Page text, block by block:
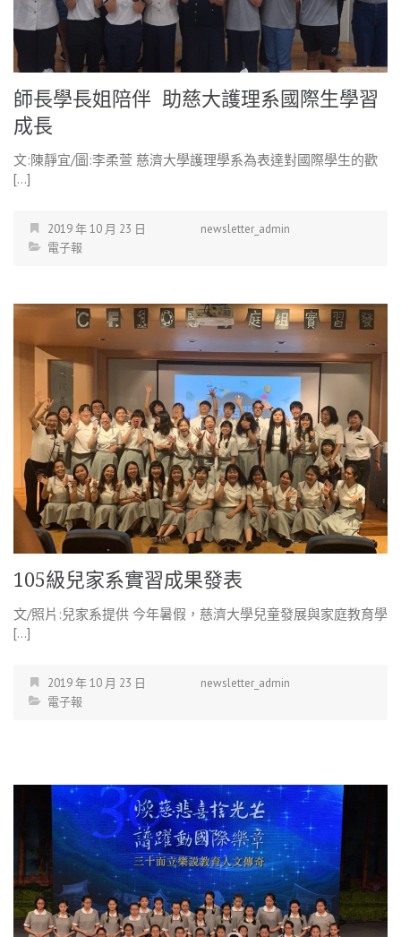
師長學長姐陪伴 助慈大護理系國際生學習
成長
文:陳靜宜/圖:李柔萱 慈濟大學護理學系為表達對國際學生的歡
[…]
2019 年 10 月 23 日
newsletter_admin
電子報
105級兒家系實習成果發表
文/照片:兒家系提供 今年暑假，慈濟大學兒童發展與家庭教育學
[…]
2019 年 10 月 23 日
newsletter_admin
電子報